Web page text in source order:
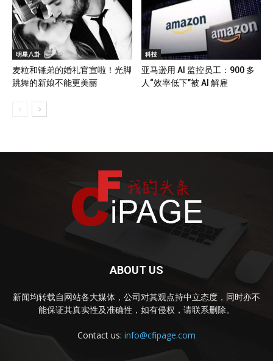
明星八卦
麦粒和锤弟的婚礼官宣啦！光脚
跳舞的新娘不能更美丽
科技
亚马逊用 AI 监控员工：900 多
人“效率低下”被 AI 解雇
ABOUT US
新闻均转载自网站各大媒体，公司对其观点持中立态度，同时亦不
能保证其真实性及准确性，如有侵权，请联系删除。
Contact us: info@cfipage.com